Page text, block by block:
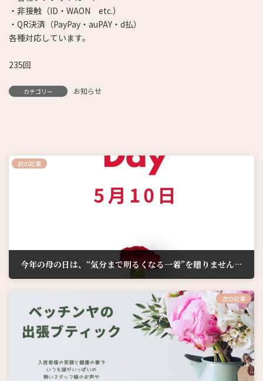
・非接触（ID・WAON etc.）
・QR決済（PayPay・auPAY・d払）
各種対応しています。
235回
カテゴリー お知らせ
前の記事
今年の母の日は、“気分まで明るくなる一着”を贈りませんか？
次の記事